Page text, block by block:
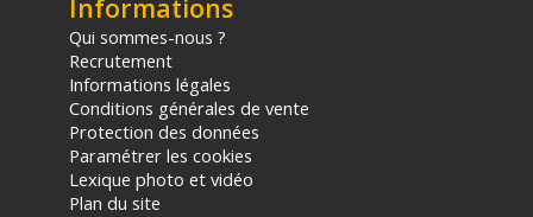
Informations
Qui sommes-nous ?
Recrutement
Informations légales
Conditions générales de vente
Protection des données
Paramétrer les cookies
Lexique photo et vidéo
Plan du site